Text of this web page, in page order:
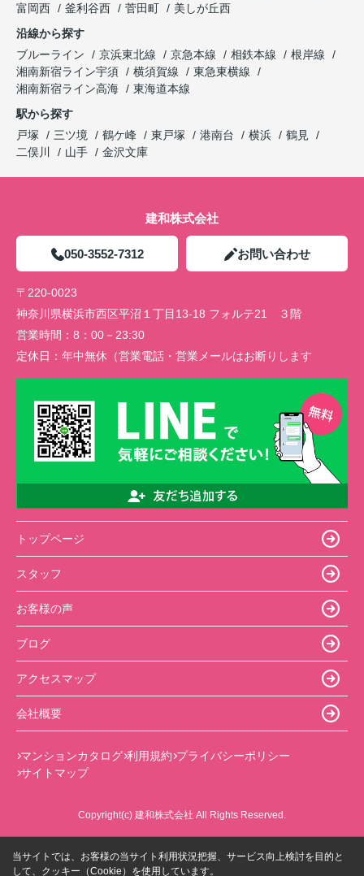
富岡西
釜利谷西 菅田町
美しが丘西
沿線から探す
ブルーライン
京浜東北線 京急本線 相鉄本線
根岸線
湘南新宿ライン宇須
横須賀線
東急東横線
湘南新宿ライン高海
東海道本線
駅から探す
戸塚
三ツ境 鶴ケ峰 東戸塚 港南台 横浜
鶴見
二俣川
山手 金沢文庫
建和株式会社
050-3552-7312 お問い合わせ
〒220-0023
神奈川県横浜市西区平沼１丁目13-18 フォルテ21 ３階
営業時間： 8：00－23:30
定休日： 年中無休（営業電話・営業メールはお断りします
トップページ
スタッフ
お客様の声
ブログ
アクセスマップ
会社概要
マンションカタログ 利用規約 プライバシーポリシー
サイトマップ
Copyright(c) 建和株式会社 All Rights Reserved.
当サイトでは、お客様の当サイト利用状況把握、サービス向上検討を目的と
して、クッキー（Cookie）を使用しています。